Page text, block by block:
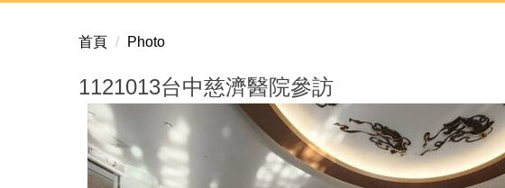
首頁 Photo
1121013台中慈濟醫院參訪